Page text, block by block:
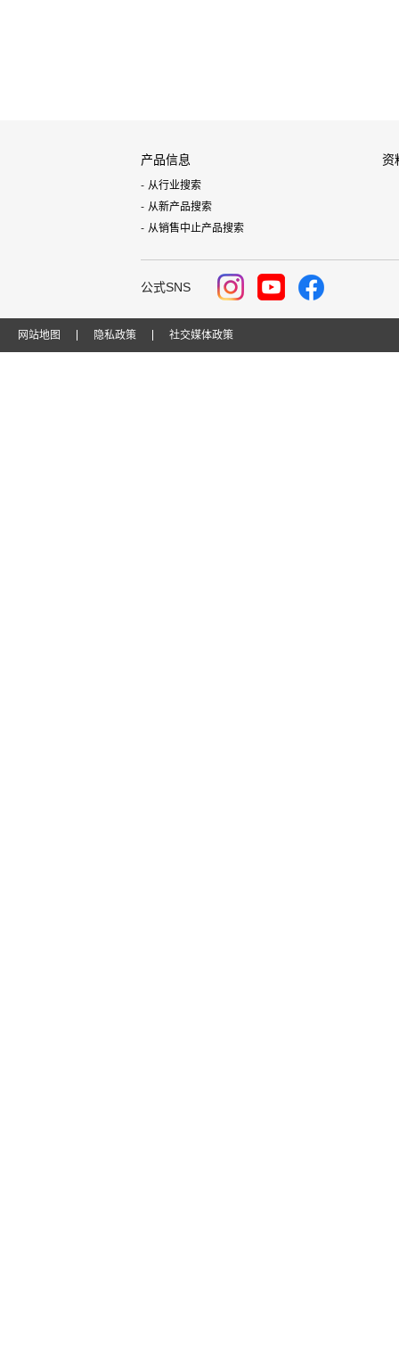
产品信息
从行业搜索
从新产品搜索
从销售中止产品搜索
资
公式SNS
网站地图 隐私政策 社交媒体政策